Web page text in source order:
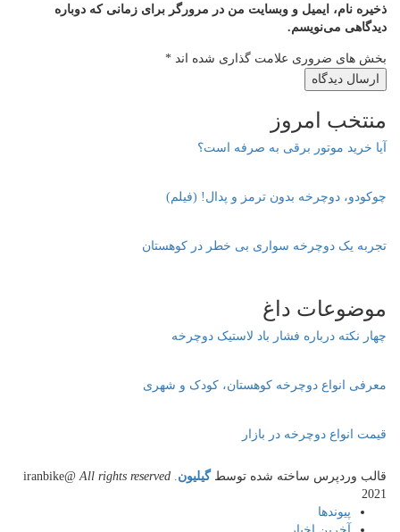
ذخیره نام، ایمیل و وبسایت من در مرورگر برای زمانی که دوباره
دیدگاهی می‌نویسم.
بخش های ضروری علامت گذاری شده اند *
منتخب امروز
آیا خرید موتور برقی به صرفه است؟
چوکودو، دوچرخه بدون ترمز و پدال! (فیلم)
تجربه یک دوچرخه سواری بی خطر در کوهستان
موضوعات داغ
چهار نکته درباره فشار باد لاستیک دوچرخه
معرفی انواع دوچرخه کوهستان، کودک و شهری
قیمت انواع دوچرخه در بازار
قالب وردپرس ساخته شده توسطگیلیون.
All rights reserved
@iranbike
2021
پیوندها